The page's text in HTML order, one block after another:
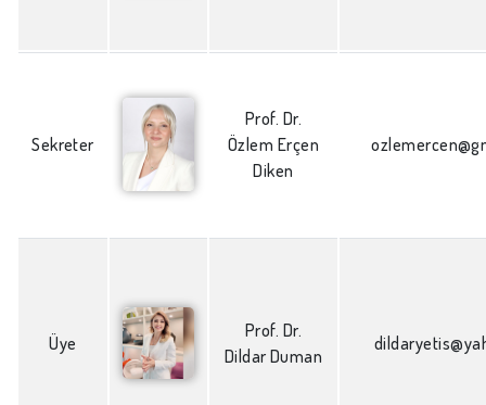
Sekreter
Prof. Dr.
Özlem Erçen
Diken
Üye
Prof. Dr.
Dildar Duman